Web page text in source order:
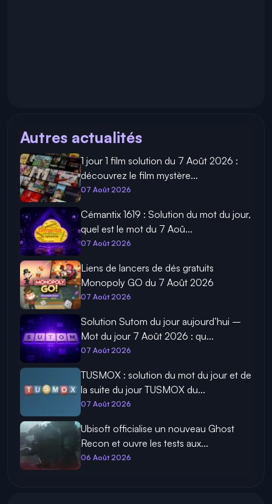
Autres actualités
1 jour 1 film solution du 7 Août 2026 :
découvrez le film mystère...
07 Août 2026
Cémantix 1619 : Solution du mot du jour,
quel est le mot du 7 Aoû...
07 Août 2026
Liens de lancers de dés gratuits
Monopoly GO du 7 Août 2026
07 Août 2026
Solution Sutom du jour aujourd’hui –
Mot du jour 7 Août 2026 : qu...
07 Août 2026
TUSMOX : solution du mot du jour et de
la suite du jour TUSMOX du...
07 Août 2026
Ubisoft officialise un nouveau Ghost
Recon et ouvre les tests aux...
06 Août 2026